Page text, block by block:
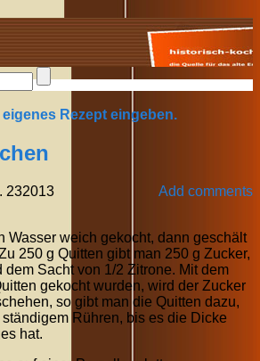
Rezept eingeben.
Add comments
232013
Wasser weich gekocht, dann geschält
250 g Quitten gibt man 250 g Zucker,
dem Sacht von 1/2 Zitrone. Mit dem
gekocht wurden, wird der Zucker
so gibt man die Quitten dazu,
Rühren, bis es die Dicke
hat.